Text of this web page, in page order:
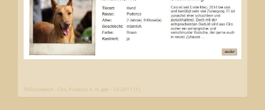
ThDüsseldorf - Ciro, Podenco X, m, geb ~10-2011 [1]